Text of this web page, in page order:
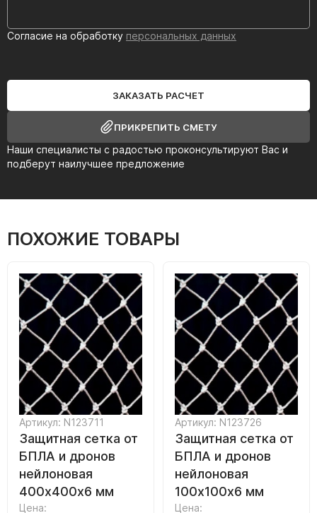
Наши специалисты с радостью проконсультируют Вас и
подберут наилучшее предложение
Согласие на обработку персональных данных
ЗАКАЗАТЬ РАСЧЕТ
ПРИКРЕПИТЬ СМЕТУ
ПОХОЖИЕ ТОВАРЫ
Артикул: N123711
Защитная сетка от
БПЛА и дронов
нейлоновая
400х400х6 мм
Цена:
Артикул: N123726
Защитная сетка от
БПЛА и дронов
нейлоновая
100х100х6 мм
Цена: